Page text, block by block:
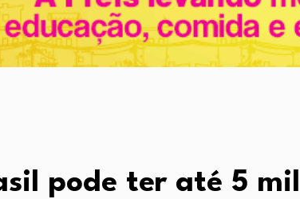
pode ter até 5